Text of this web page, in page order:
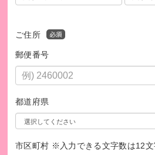
https://cac-ichikawa.com/
■活動ブログ
■Facebook
https://www.facebook.com/cacidog
ご住所
郵便番号
都道府県
市区町村 ※入力できる文字数は12文